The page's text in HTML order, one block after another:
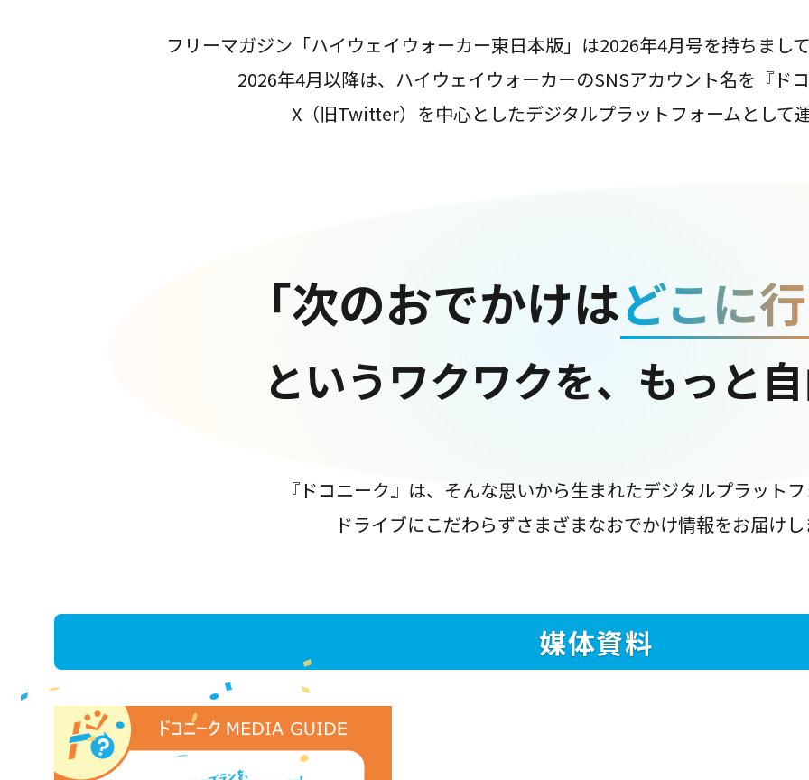
フリーマガジン「ハイウェイウォーカー東日本版」は2026年4月号を持ちまし
2026年4月以降は、ハイウェイウォーカーのSNSアカウント名を『ド
X（旧Twitter）を中心としたデジタルプラットフォームとして
「次のおでかけはどこに
というワクワクを、もっと
『ドコニーク』は、そんな思いから生まれたデジタルプラット
ドライブにこだわらずさまざまなおでかけ情報をお届け
媒体資料